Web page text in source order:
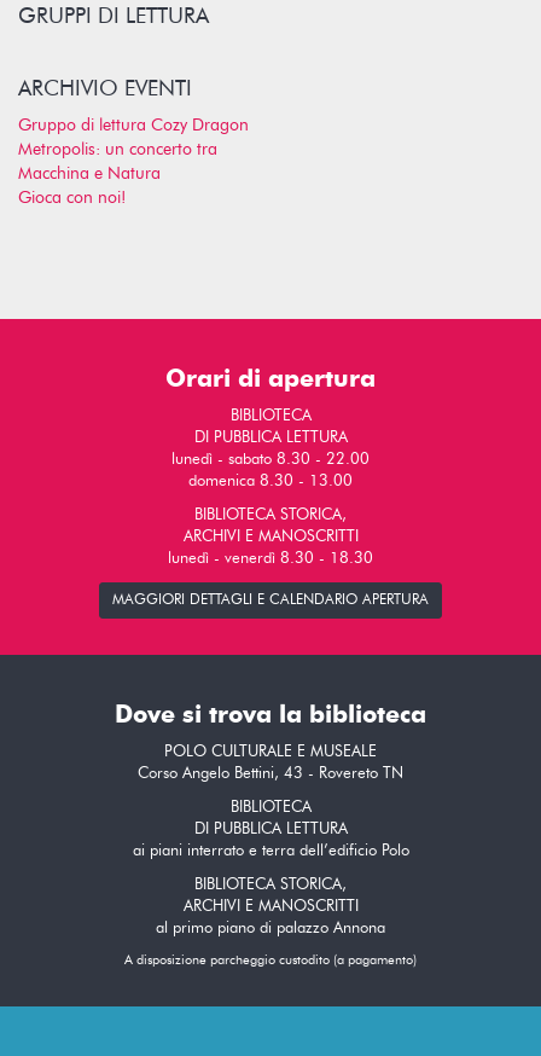
GRUPPI DI LETTURA
ARCHIVIO EVENTI
Gruppo di lettura Cozy Dragon
Metropolis: un concerto tra
Macchina e Natura
Gioca con noi!
Orari di apertura
BIBLIOTECA
DI PUBBLICA LETTURA
lunedì - sabato 8.30 - 22.00
domenica 8.30 - 13.00
BIBLIOTECA STORICA,
ARCHIVI E MANOSCRITTI
lunedì - venerdì 8.30 - 18.30
MAGGIORI DETTAGLI E CALENDARIO APERTURA
Dove si trova la biblioteca
POLO CULTURALE E MUSEALE
Corso Angelo Bettini, 43 - Rovereto TN
BIBLIOTECA
DI PUBBLICA LETTURA
ai piani interrato e terra dell’edificio Polo
BIBLIOTECA STORICA,
ARCHIVI E MANOSCRITTI
al primo piano di palazzo Annona
A disposizione parcheggio custodito (a pagamento)